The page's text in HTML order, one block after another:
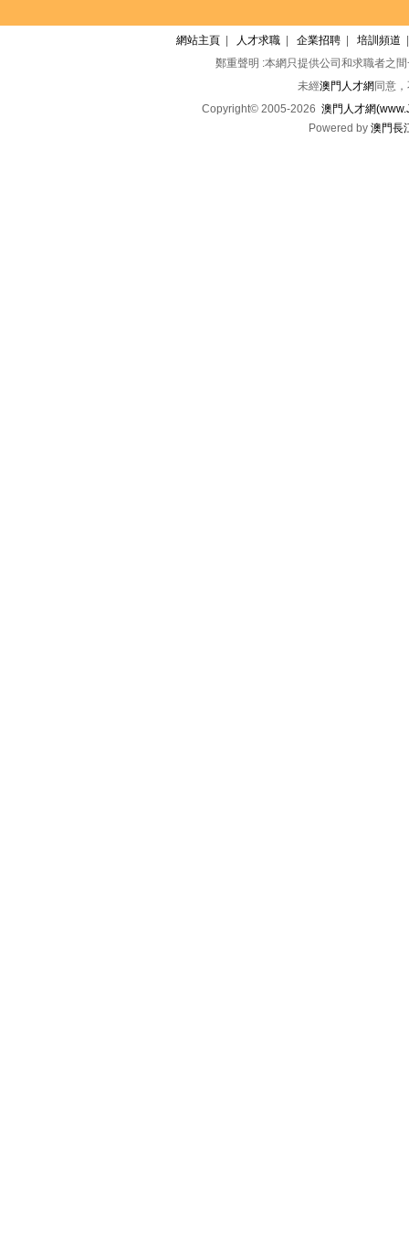
網站主頁 人才求職 企業招聘 培訓頻道
鄭重聲明 :本網只提供公司和求職者之
未經澳門人才網 同意
Copyright© 2005-2026 澳門人才網
Powered by 澳門長